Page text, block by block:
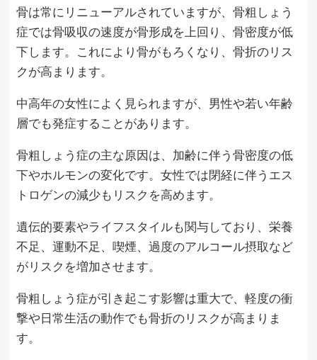
骨は常にリニューアルされていますが、骨粗しょう
症では骨吸収の速度が骨形成を上回り、骨密度が低
下します。これにより骨がもろくなり、骨折のリス
クが高まります。
中高年の女性によく見られますが、男性や若い年齢
層でも発症することがあります。
骨粗しょう症の主な原因は、加齢に伴う骨密度の低
下やホルモンの変化です。女性では閉経に伴うエス
トロゲンの減少もリスクを高めます。
遺伝的要素やライフスタイルも関与しており、栄養
不足、運動不足、喫煙、過度のアルコール摂取など
がリスクを増加させます。
骨粗しょう症が引き起こす影響は重大で、軽度の衝
撃や日常生活の動作でも骨折のリスクが高まりま
す。